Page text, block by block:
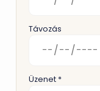
Távozás
Üzenet *